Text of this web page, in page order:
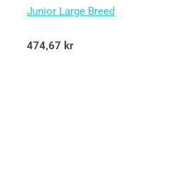
Junior Large Breed
Betygsatt
5.00
474,67 kr